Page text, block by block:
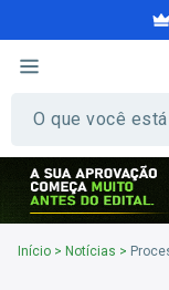
Início > Notícias >